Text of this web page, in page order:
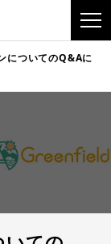
についてのQ&Aに